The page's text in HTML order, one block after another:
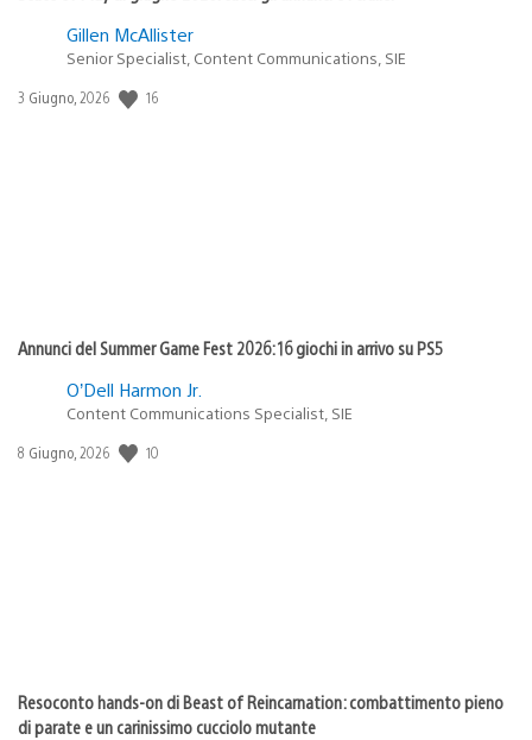
Gillen McAllister
Senior Specialist, Content Communications, SIE
Data
3 Giugno, 2026 16
Annunci del Summer Game Fest 2026: 16 giochi in arrivo su PS5
O’Dell Harmon Jr.
Content Communications Specialist, SIE
Data
8 Giugno, 2026 10
Resoconto hands-on di Beast of Reincarnation: combattimento pieno
di parate e un carinissimo cucciolo mutante